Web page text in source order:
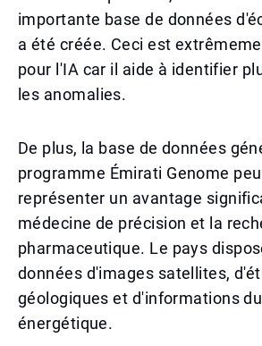
importante base de données
a été créée. Ceci est
pour l'IA car il aide à identifier
les anomalies.
De plus, la base de données
programme Émirati Genome
représenter un avantage
médecine de précision et la
pharmaceutique. Le pays
données d'images satellites,
géologiques et d'informations
énergétique.